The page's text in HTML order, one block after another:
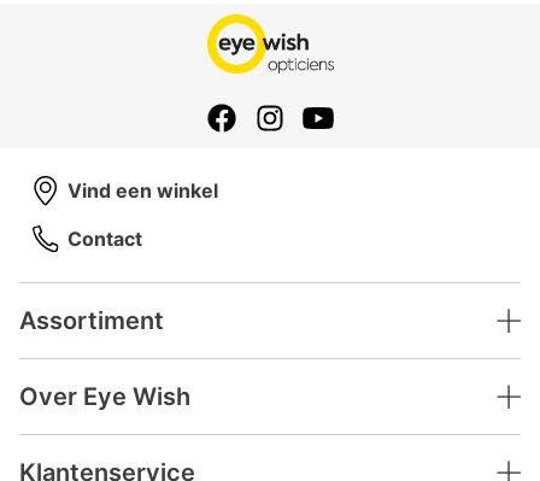
Assortiment
Over Eye Wish
Klantenservice
Vind een winkel
Contact